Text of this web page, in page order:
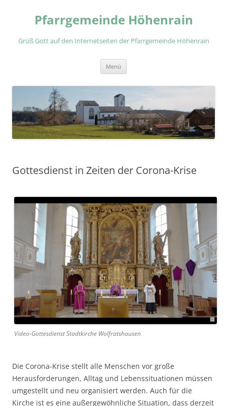
springenPfarrgemeinde Höhenrain
Grüß Gott auf den Internetseiten der Pfarrgemeinde Höhenrain
Menü
Gottesdienst in Zeiten der Corona-Krise
Video-Gottesdienst Stadtkirche Wolfratshausen
Die Corona-Krise stellt alle Menschen vor große
Herausforderungen, Alltag und Lebenssituationen müssen
umgestellt und neu organisiert werden. Auch für die
Kirche ist es eine außergewöhnliche Situation, dass derzeit